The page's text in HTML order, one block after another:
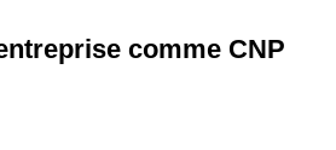
comme CNP